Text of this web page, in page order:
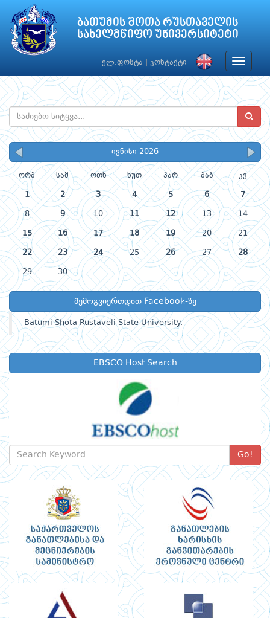
ბათუმის შოთა რუსთაველის
სახელმწიფო უნივერსიტეტი
ელ.ფოსტა კონტაქტი
Toggle
ივნისი 2026
ორშ სამ ოთხ ხუთ პარ შაბ კვ
1 2 3 4 5 6 7
8 9 10 11 12 13 14
15 16 17 18 19 20 21
22 23 24 25 26 27 28
29 30
შემოგვიერთდით Facebook-ზე
Batumi Shota Rustaveli State University.
EBSCO Host Search
Go!